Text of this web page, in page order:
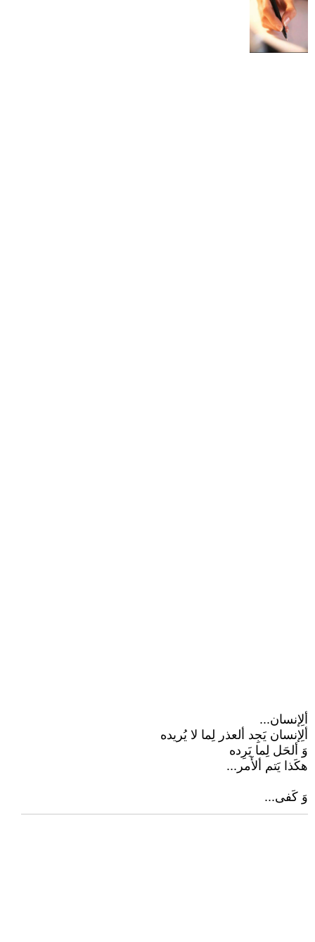
ألِإنسان...
ألِإنسان يَجِد ألعذر لِما لا يُريده
وَ ألحَل لِما يَرِده
هكَذا يَتم ألأَمر...
وَ كَفى...